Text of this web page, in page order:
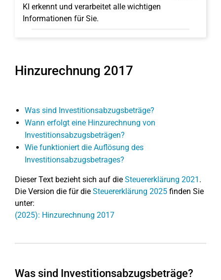
KI erkennt und verarbeitet alle wichtigen
Informationen für Sie.
Hinzurechnung 2017
Was sind Investitionsabzugsbeträge?
Wann erfolgt eine Hinzurechnung von
Investitionsabzugsbeträgen?
Wie funktioniert die Auflösung des
Investitionsabzugsbetrages?
Dieser Text bezieht sich auf die Steuererklärung 2021 .
Die Version die für die Steuererklärung 2025 finden Sie
unter:
(2025): Hinzurechnung 2017
Was sind Investitionsabzugsbeträge?